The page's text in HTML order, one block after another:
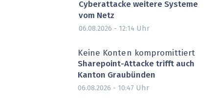
Cyberattacke weitere Systeme
vom Netz
06.08.2026 - 12:14 Uhr
Keine Konten kompromittiert
Sharepoint-Attacke trifft auch
Kanton Graubünden
06.08.2026 - 10:47 Uhr